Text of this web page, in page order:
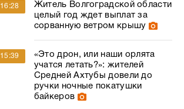
16:28
Житель Волгоградской области
целый год ждет выплат за
сорванную ветром крышу
15:39
«Это дрон, или наши орлята
учатся летать?»: жителей
Средней Ахтубы довели до
ручки ночные покатушки
байкеров